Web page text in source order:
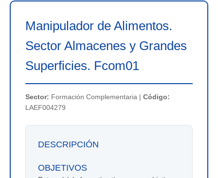
Manipulador de Alimentos.
Sector Almacenes y Grandes
Superficies. Fcom01
Sector: Formación Complementaria | Código:
LAEF004279
DESCRIPCIÓN
OBJETIVOS